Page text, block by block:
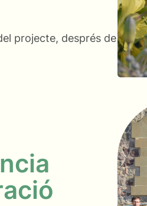
projecte, després de